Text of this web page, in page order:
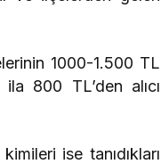
1000-1.500 TL
800 TL’den alıcı
ise tanıdıkları